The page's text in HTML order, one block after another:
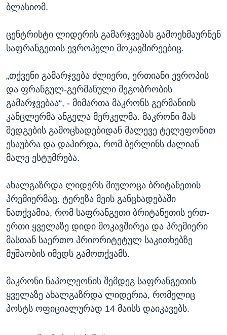
ბლასიომ.
ცენტრისტი ლიდერის გამარჯვებას გამოეხმაურნენ
საფრანგეთის ევროპელი მოკავშირეებიც.
„თქვენი გამარჯვება ძლიერი, ერთიანი ევროპის
და ფრანგულ-გერმანული მეგობრობის
გამარჯვებაა“, - მიმართა მაკრონს გერმანიის
კანცლერმა ანგელა მერკელმა. მაკრონი მას
შედგების გამოცხადებიდან მალევე ტელეფონით
ესაუბრა და დაპირდა, რომ ბერლინს ძალიან
მალე ესტუმრება.
ახალგაზრდა ლიდერს მიულოცა ბრიტანეთის
პრემიერმაც. ტერეზა მეის განცხადებაში
ნათქვამია, რომ საფრანგეთი ბრიტანეთის ერთ-
ერთი ყველაზე დიდი მოკავშირეა და პრემიერი
მასთან საერთო პრიორიტეტულ საკითხებზე
მუშაობის იმედს გამოთქვამს.
მაკრონი ნაპოლეონის შემდეგ საფრანგეთის
ყველაზე ახალგაზრდა ლიდერია, რომელიც
პოსტს ოფიციალურად 14 მაისს დაიკავებს.